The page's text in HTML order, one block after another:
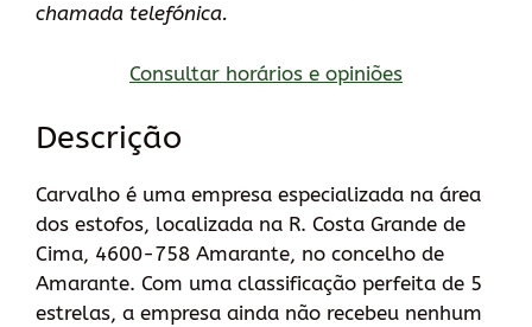
chamada telefónica.
Consultar horários e opiniões
Descrição
Carvalho é uma empresa especializada na área
dos estofos, localizada na R. Costa Grande de
Cima, 4600-758 Amarante, no concelho de
Amarante. Com uma classificação perfeita de 5
estrelas, a empresa ainda não recebeu nenhum